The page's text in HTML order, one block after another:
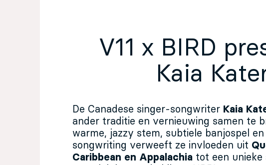
V11 x BIRD
Kaia
De Canadese singer-songwriter Kaia
ander traditie en vernieuwing samen te
warme, jazzy stem, subtiele banjospel en
songwriting verweeft ze invloeden uit
Caribbean en Appalachia tot een unieke